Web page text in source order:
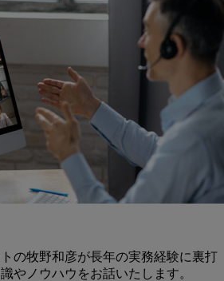
の牧野和彦が長年の実務経験に裏打
やノウハウをお話いたします。